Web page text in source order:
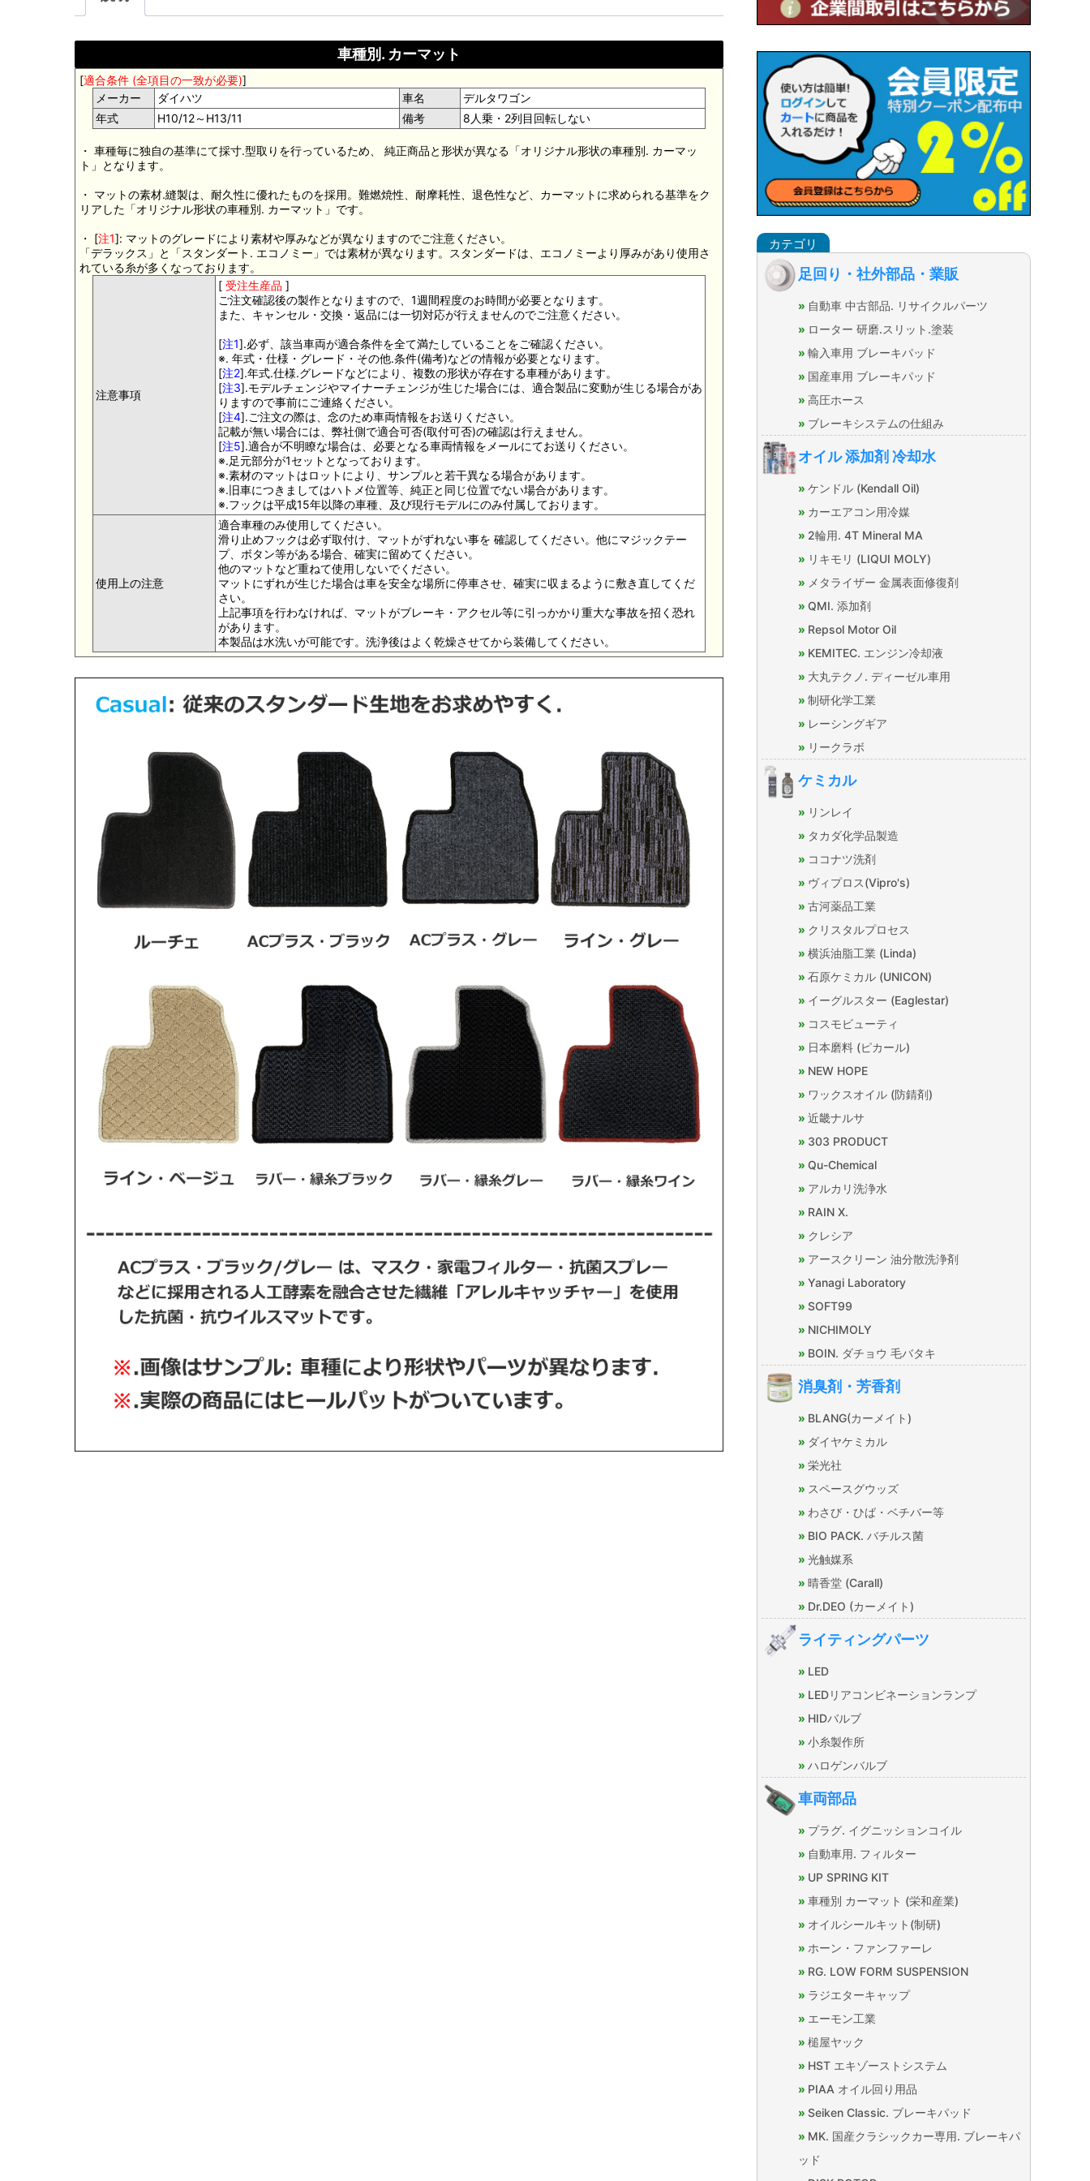
車種別. カーマット
[適合条件 (全項目の一致が必要)]
メーカー
ダイハツ 車名
デルタワゴン
年式
H10/12～H13/11 備考 8人乗・2列目回転しない
・ 車種毎に独自の基準にて採寸.型取りを行っているため、 純正商品と形状が異なる「オリジナル形状の車種別. カーマッ
ト」となります。
・ マットの素材.縫製は、耐久性に優れたものを採用。難燃焼性、耐摩耗性、退色性など、カーマットに求められる基準をク
リアした「オリジナル形状の車種別. カーマット」です。
・ [注1]: マットのグレードにより素材や厚みなどが異なりますのでご注意ください。
「デラックス」と「スタンダート. エコノミー」では素材が異なります。スタンダードは、エコノミーより厚みがあり使用さ
れている糸が多くなっております。
注意事項
[ 受注生産品 ]
ご注文確認後の製作となりますので、1週間程度のお時間が必要となります。
また、キャンセル・交換・返品には一切対応が行えませんのでご注意ください。
[注1].必ず、該当車両が適合条件を全て満たしていることをご確認ください。
※. 年式・仕様・グレード・その他.条件(備考)などの情報が必要となります。
[注2].年式.仕様.グレードなどにより、複数の形状が存在する車種があります。
[注3].モデルチェンジやマイナーチェンジが生じた場合には、適合製品に変動が生じる場合があ
りますので事前にご連絡ください。
[注4].ご注文の際は、念のため車両情報をお送りください。
記載が無い場合には、弊社側で適合可否(取付可否)の確認は行えません。
[注5].適合が不明瞭な場合は、必要となる車両情報をメールにてお送りください。
※.足元部分が1セットとなっております。
※.素材のマットはロットにより、サンプルと若干異なる場合があります。
※.旧車につきましてはハトメ位置等、純正と同じ位置でない場合があります。
※.フックは平成15年以降の車種、及び現行モデルにのみ付属しております。
使用上の注意
適合車種のみ使用してください。
滑り止めフックは必ず取付け、マットがずれない事を 確認してください。他にマジックテー
プ、ボタン等がある場合、確実に留めてください。
他のマットなど重ねて使用しないでください。
マットにずれが生じた場合は車を安全な場所に停車させ、確実に収まるように敷き直してくだ
さい。
上記事項を行わなければ、マットがブレーキ・アクセル等に引っかかり重大な事故を招く恐れ
があります。
本製品は水洗いが可能です。洗浄後はよく乾燥させてから装備してください。
足回り・社外部品・業販
自動車 中古部品. リサイクルパーツ
ローター 研磨.スリット.塗装
輸入車用 ブレーキパッド
国産車用 ブレーキパッド
高圧ホース
ブレーキシステムの仕組み
オイル 添加剤 冷却水
ケンドル (Kendall Oil)
カーエアコン用冷媒
2輪用. 4T Mineral MA
リキモリ (LIQUI MOLY)
メタライザー 金属表面修復剤
QMI. 添加剤
Repsol Motor Oil
KEMITEC. エンジン冷却液
大丸テクノ. ディーゼル車用
制研化学工業
レーシングギア
リークラボ
ケミカル
リンレイ
タカダ化学品製造
ココナツ洗剤
ヴィプロス(Vipro's)
古河薬品工業
クリスタルプロセス
横浜油脂工業 (Linda)
石原ケミカル (UNICON)
イーグルスター (Eaglestar)
コスモビューティ
日本磨料 (ピカール)
NEW HOPE
ワックスオイル (防錆剤)
近畿ナルサ
303 PRODUCT
Qu-Chemical
アルカリ洗浄水
RAIN X.
クレシア
アースクリーン 油分散洗浄剤
Yanagi Laboratory
SOFT99
NICHIMOLY
BOIN. ダチョウ 毛バタキ
消臭剤・芳香剤
BLANG(カーメイト)
ダイヤケミカル
栄光社
スペースグウッズ
わさび・ひば・ベチバー等
BIO PACK. バチルス菌
光触媒系
晴香堂 (Carall)
Dr.DEO (カーメイト)
ライティングパーツ
LED
LEDリアコンビネーションランプ
HIDバルブ
小糸製作所
ハロゲンバルブ
車両部品
プラグ. イグニッションコイル
自動車用. フィルター
UP SPRING KIT
車種別 カーマット (栄和産業)
オイルシールキット(制研)
ホーン・ファンファーレ
RG. LOW FORM SUSPENSION
ラジエターキャップ
エーモン工業
槌屋ヤック
HST エキゾーストシステム
PIAA オイル回り用品
Seiken Classic. ブレーキパッド
MK. 国産クラシックカー専用. ブレーキパ
ッド